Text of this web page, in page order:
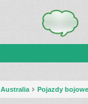
Australia Pojazdy